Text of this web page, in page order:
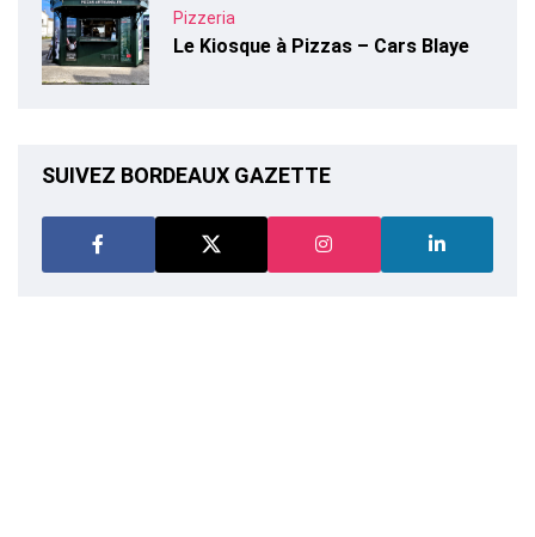
Pizzeria
Le Kiosque à Pizzas – Cars Blaye
SUIVEZ BORDEAUX GAZETTE